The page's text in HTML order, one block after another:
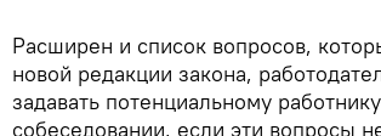
Расширен и список вопросов,
новой редакции закона,
задавать потенциальному
собеседовании, если эти вопросы